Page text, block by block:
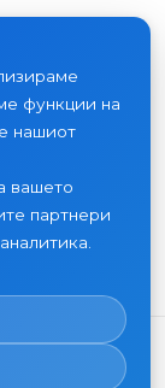
функции на
нашиот
вашето
партнери